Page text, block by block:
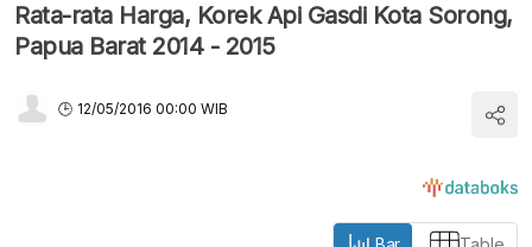
Rata-rata Harga, Korek Api Gasdi Kota Sorong,
Papua Barat 2014 - 2015
12/05/2016 00:00 WIB